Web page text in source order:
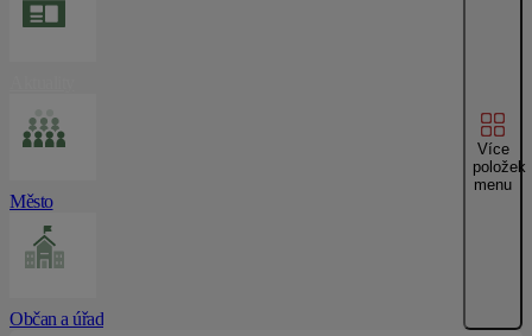
Město
Občan a úřad
Více
položek
menu